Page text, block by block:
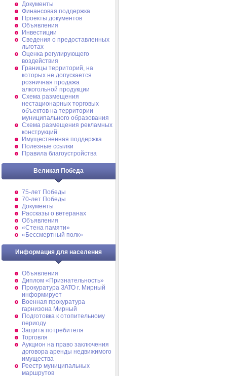
Документы
Финансовая поддержка
Проекты документов
Объявления
Инвестиции
Сведения о предоставленных
льготах
Оценка регулирующего
воздействия
Границы территорий, на
которых не допускается
розничная продажа
алкогольной продукции
Схема размещения
нестационарных торговых
объектов на территории
муниципального образования
Схема размещения рекламных
конструкций
Имущественная поддержка
Полезные ссылки
Правила благоустройства
Великая Победа
75-лет Победы
70-лет Победы
Документы
Рассказы о ветеранах
Объявления
«Стена памяти»
«Бессмертный полк»
Информация для населения
Объявления
Диплом «Признательность»
Прокуратура ЗАТО г. Мирный
информирует
Военная прокуратура
гарнизона Мирный
Подготовка к отопительному
периоду
Защита потребителя
Торговля
Аукцион на право заключения
договора аренды недвижимого
имущества
Реестр муниципальных
маршрутов